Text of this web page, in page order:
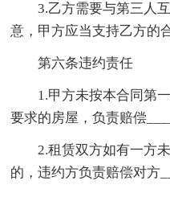
3.乙方需要与第三人
意，甲方应当支持乙方的
第六条违约责任
1.甲方未按本合同第
要求的房屋，负责赔偿
2.租赁双方如有一方
的，违约方负责赔偿对方